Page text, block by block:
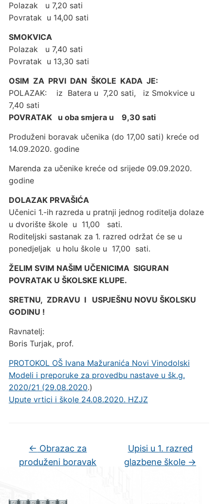
Polazak u 7,20 sati
Povratak u 14,00 sati
SMOKVICA
Polazak u 7,40 sati
Povratak u 13,30 sati
OSIM ZA PRVI DAN ŠKOLE KADA JE:
POLAZAK: iz Batera u 7,20 sati, iz Smokvice u
7,40 sati
POVRATAK u oba smjera u 9,30 sati
Produženi boravak učenika (do 17,00 sati) kreće od
14.09.2020. godine
Marenda za učenike kreće od srijede 09.09.2020.
godine
DOLAZAK PRVAŠIĆA
Učenici 1.-ih razreda u pratnji jednog roditelja dolaze
u dvorište škole u 11,00 sati.
Roditeljski sastanak za 1. razred održat će se u
ponedjeljak u holu škole u 17,00 sati.
ŽELIM SVIM NAŠIM UČENICIMA SIGURAN
POVRATAK U ŠKOLSKE KLUPE.
SRETNU, ZDRAVU I USPJEŠNU NOVU ŠKOLSKU
GODINU !
Ravnatelj:
Boris Turjak, prof.
PROTOKOL OŠ Ivana Mažuranića Novi Vinodolski
Modeli i preporuke za provedbu nastave u šk.g.
2020/21 (29.08.2020.)
Upute vrtici i škole 24.08.2020. HZJZ
← Obrazac za
produženi boravak
Upisi u 1. razred
glazbene škole →